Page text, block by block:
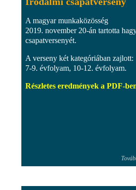
A magyar munkaközösség
2019. november 20-án tartotta
csapatversenyét.
A verseny két kategóriában zajlott:
7-9. évfolyam, 10-12. évfolyam.
Részletes eredmények a PDF-